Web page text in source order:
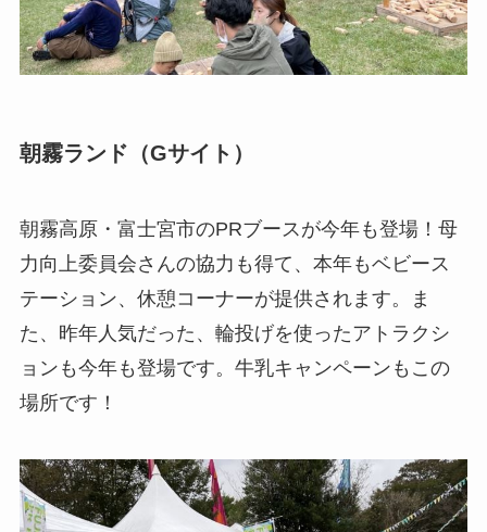
朝霧ランド（Gサイト）
朝霧高原・富士宮市のPRブースが今年も登場！母
力向上委員会さんの協力も得て、本年もベビース
テーション、休憩コーナーが提供されます。ま
た、昨年人気だった、輪投げを使ったアトラクシ
ョンも今年も登場です。牛乳キャンペーンもこの
場所です！